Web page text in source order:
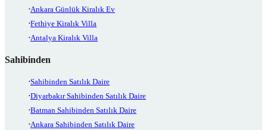
Ankara Günlük Kiralık Ev
Fethiye Kiralık Villa
Antalya Kiralık Villa
Sahibinden
Sahibinden Satılık Daire
Diyarbakır Sahibinden Satılık Daire
Batman Sahibinden Satılık Daire
Ankara Sahibinden Satılık Daire